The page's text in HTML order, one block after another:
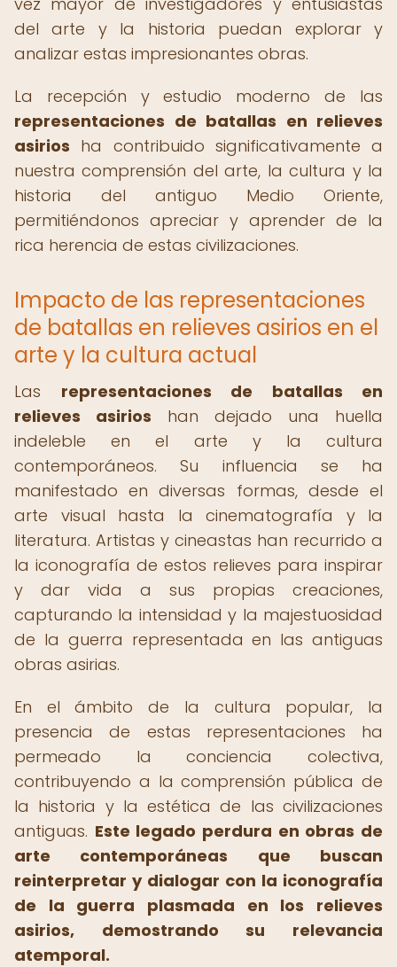
del arte y la historia puedan explorar y
analizar estas impresionantes obras.
La recepción y estudio moderno de las
representaciones de batallas en relieves
asirios ha contribuido significativamente a
nuestra comprensión del arte, la cultura y la
historia del antiguo Medio Oriente,
permitiéndonos apreciar y aprender de la
rica herencia de estas civilizaciones.
Impacto de las representaciones
de batallas en relieves asirios en el
arte y la cultura actual
Las representaciones de batallas en
relieves asirios han dejado una huella
indeleble en el arte y la cultura
contemporáneos. Su influencia se ha
manifestado en diversas formas, desde el
arte visual hasta la cinematografía y la
literatura. Artistas y cineastas han recurrido a
la iconografía de estos relieves para inspirar
y dar vida a sus propias creaciones,
capturando la intensidad y la majestuosidad
de la guerra representada en las antiguas
obras asirias.
En el ámbito de la cultura popular, la
presencia de estas representaciones ha
permeado la conciencia colectiva,
contribuyendo a la comprensión pública de
la historia y la estética de las civilizaciones
antiguas. Este legado perdura en obras de
arte contemporáneas que buscan
reinterpretar y dialogar con la iconografía
de la guerra plasmada en los relieves
asirios, demostrando su relevancia
atemporal.